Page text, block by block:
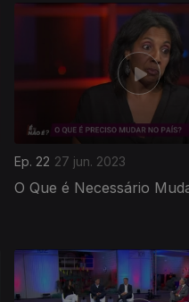
Ep. 22 27 jun. 2023
O Que é Necessário